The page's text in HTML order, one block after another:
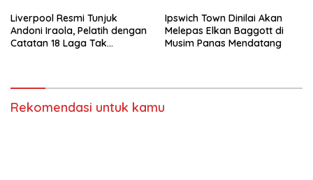
Liverpool Resmi Tunjuk
Andoni Iraola, Pelatih dengan
Catatan 18 Laga Tak
Ipswich Town Dinilai Akan
Melepas Elkan Baggott di
Musim Panas Mendatang
Rekomendasi untuk kamu